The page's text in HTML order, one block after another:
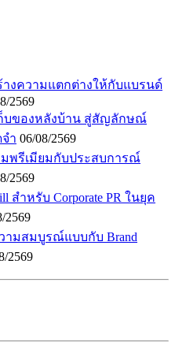
างความแตกต่างให้กับแบรนด์
2569
ก็บของหลังบ้าน สู่สัญลักษณ์
ำ 06/08/2569
พรีเมียมกับประสบการณ์
2569
สำหรับ Corporate PR ในยุค
2569
ามสมบูรณ์แบบกับ Brand
2569